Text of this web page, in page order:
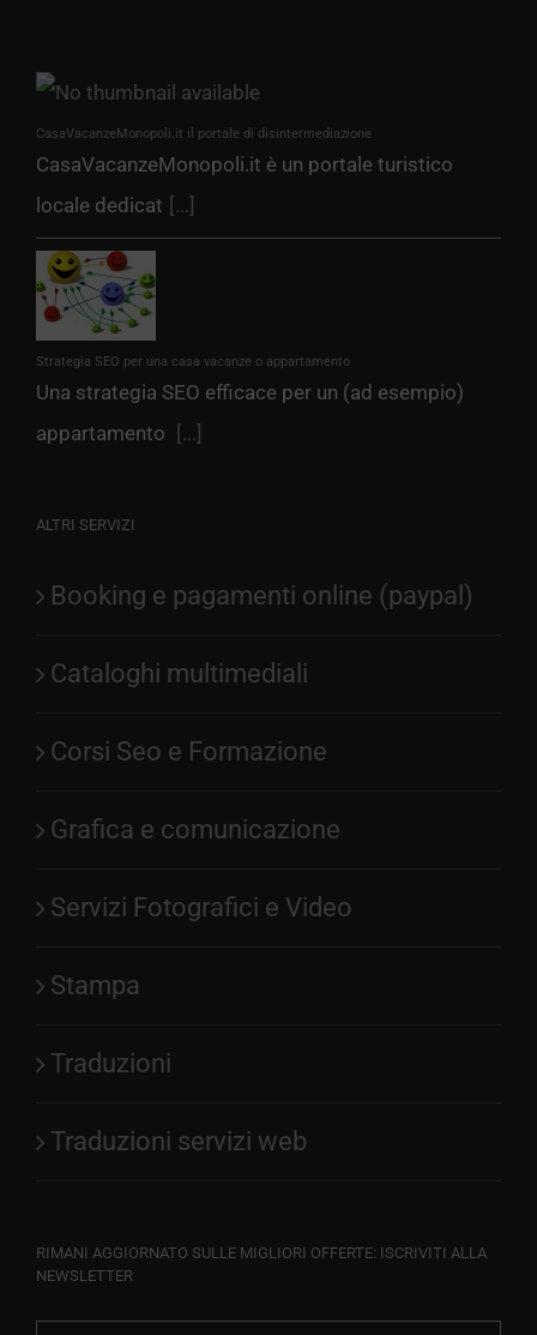
CasaVacanzeMonopoli.it il portale di disintermediazione
CasaVacanzeMonopoli.it è un portale turistico
locale dedicat [...]
Strategia SEO per una casa vacanze o appartamento
Una strategia SEO efficace per un (ad esempio)
appartamento
[...]
ALTRI SERVIZI
Booking e pagamenti online (paypal)
Cataloghi multimediali
Corsi Seo e Formazione
Grafica e comunicazione
Servizi Fotografici e Video
Stampa
Traduzioni
Traduzioni servizi web
RIMANI AGGIORNATO SULLE MIGLIORI OFFERTE: ISCRIVITI ALLA
NEWSLETTER